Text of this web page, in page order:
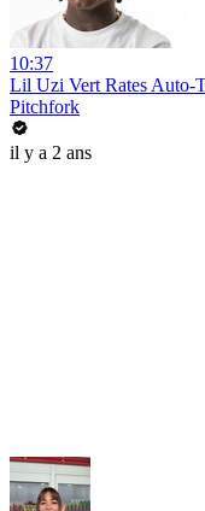
10:37
Lil Uzi Vert Rates Auto-
Pitchfork
il y a 2 ans